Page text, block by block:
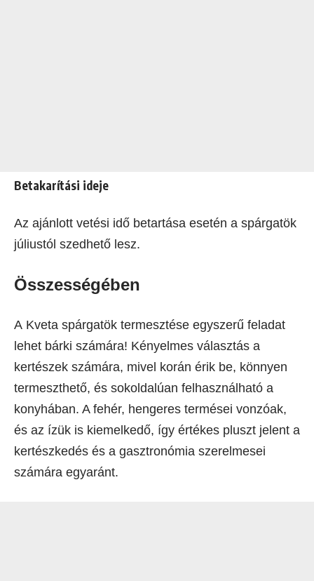
Betakarítási ideje
Az ajánlott vetési idő betartása esetén a spárgatök
júliustól szedhető lesz.
Összességében
A Kveta spárgatök termesztése egyszerű feladat
lehet bárki számára! Kényelmes választás a
kertészek számára, mivel korán érik be, könnyen
termeszthető, és sokoldalúan felhasználható a
konyhában. A fehér, hengeres termései vonzóak,
és az ízük is kiemelkedő, így értékes pluszt jelent a
kertészkedés és a gasztronómia szerelmesei
számára egyaránt.